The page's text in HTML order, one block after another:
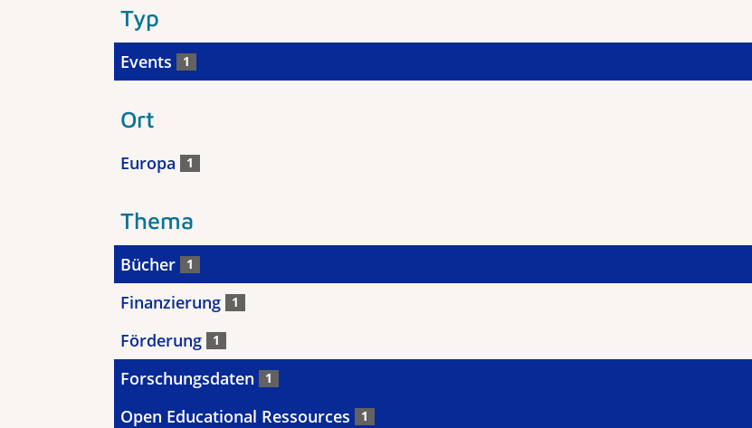
Typ
Events 1
Ort
Europa 1
Thema
Bücher 1
Finanzierung 1
Förderung 1
Forschungsdaten 1
Open Educational Ressources 1